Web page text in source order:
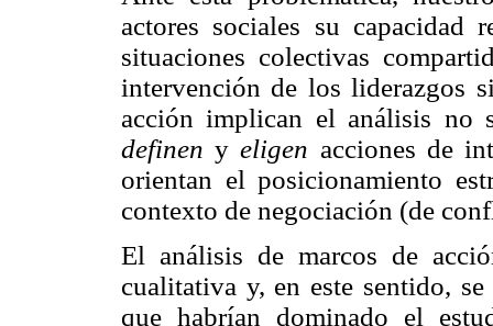
actores sociales su capacidad
situaciones colectivas
intervención de los liderazgos
acción implican el análisis no
definen yeligen acciones de
orientan el posicionamiento
contexto de negociación (de
El análisis de marcos de
cualitativa y, en este sentido,
que habrían dominado el